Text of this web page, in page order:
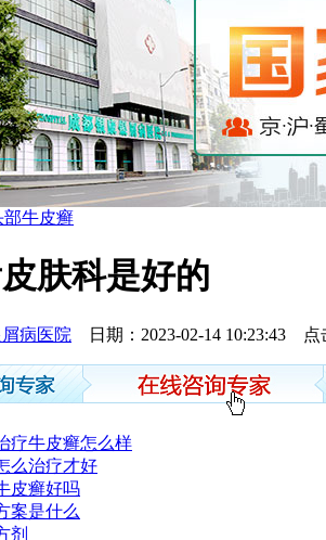
部牛皮癣
肤科是好的
病医院 日期：2023-02-14 10:23:43 点
疗牛皮癣怎么样
么治疗才好
皮癣好吗
案是什么
剂